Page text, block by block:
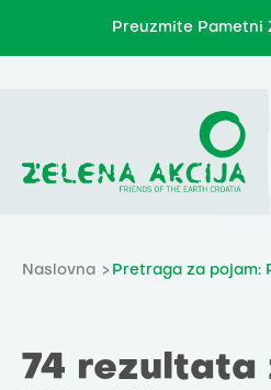
Preuzmite Pametni
Naslovna Pretraga za pojam:
74 rezultata